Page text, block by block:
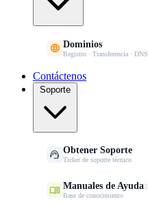
 Dominios
Registro · Transferencia · DNS
Contáctenos
Soporte
 Obtener Soporte
Ticket de soporte técnico
 Manuales de Ayuda
Base de conocimiento